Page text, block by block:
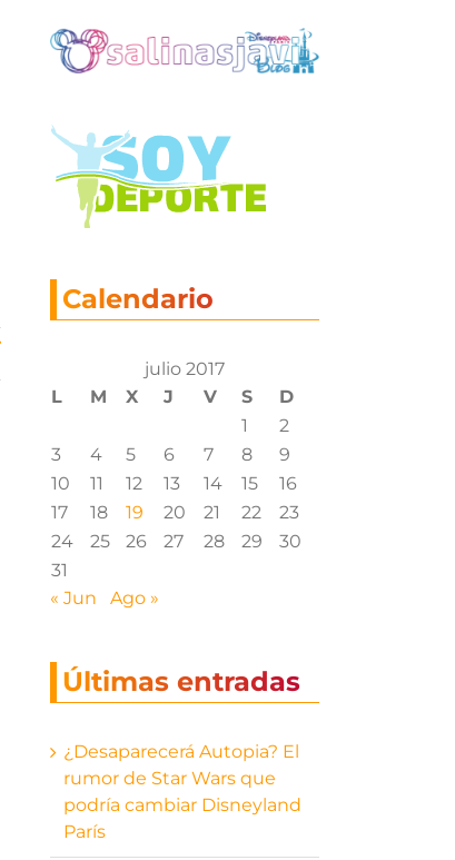
Calendario
julio 2017
L
M X J V S
D
1
2
3
4 5 6 7 8
9
10
11 12 13 14 15
16
17
18 19 20 21 22
23
24
25 26 27 28 29
30
31
« Jun
Ago »
Últimas entradas
¿Desaparecerá Autopia? El
rumor de Star Wars que
podría cambiar Disneyland
París